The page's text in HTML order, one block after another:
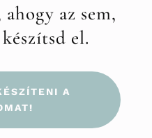
az sem,
el.
A